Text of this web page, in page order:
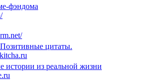
фэндома
цитаты.
истории из реальной жизни